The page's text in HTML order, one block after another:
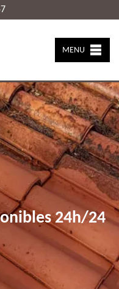
MENU
24h/24